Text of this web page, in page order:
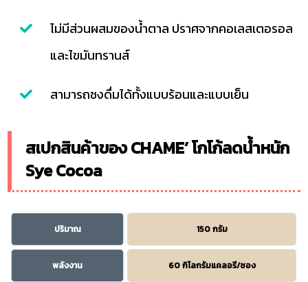
ไม่มีส่วนผสมของน้ำตาล ปราศจากคอเลสเตอรอล
และไขมันทรานส์
สามารถชงดื่มได้ทั้งแบบร้อนและแบบเย็น
สเปกสินค้าของ CHAME’ โกโก้ลดน้ำหนัก
Sye Cocoa
ปริมาณ 150 กรัม
พลังงาน 60 กิโลกรัมแคลอรี/ซอง